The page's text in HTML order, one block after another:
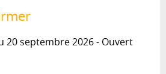
20 septembre 2026 - Ouvert